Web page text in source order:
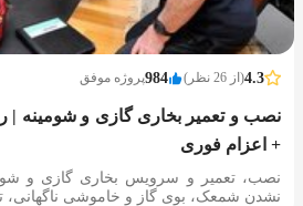
4.3(از 26 نظر) 984پروژه موفق
نصب و تعمیر بخاری گازی و
+ اعزام فوری
نصب، تعمیر و سرویس بخاری گازی و
نشدن شمعک، بوی گاز و خاموشی ناگهانی،